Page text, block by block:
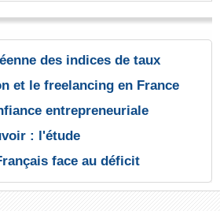
des indices de taux
et le freelancing en France
entrepreneuriale
: l'étude
face au déficit